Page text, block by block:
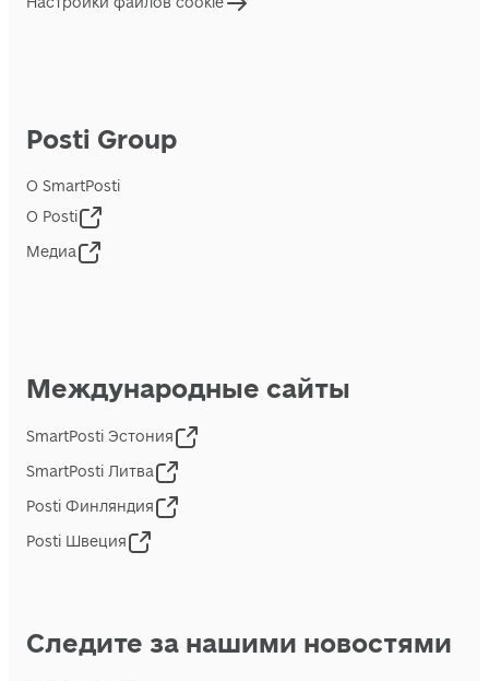
Posti Group
О SmartPosti
О Posti
Медиа
Международные сайты
SmartPosti Эстония
SmartPosti Литва
Posti Финляндия
Posti Швеция
Следите за нашими новостями